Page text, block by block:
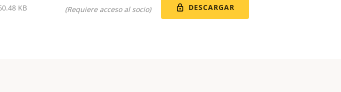
KB (Requiere acceso al socio) DESCARGAR